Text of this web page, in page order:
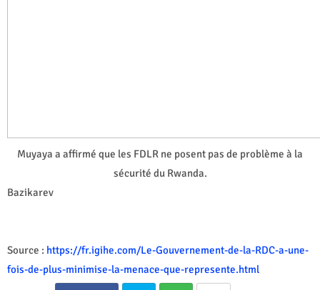
Muyaya a affirmé que les FDLR ne posent pas de problème à la
sécurité du Rwanda.
Bazikarev
Source : https://fr.igihe.com/Le-Gouvernement-de-la-RDC-a-une-
fois-de-plus-minimise-la-menace-que-represente.html